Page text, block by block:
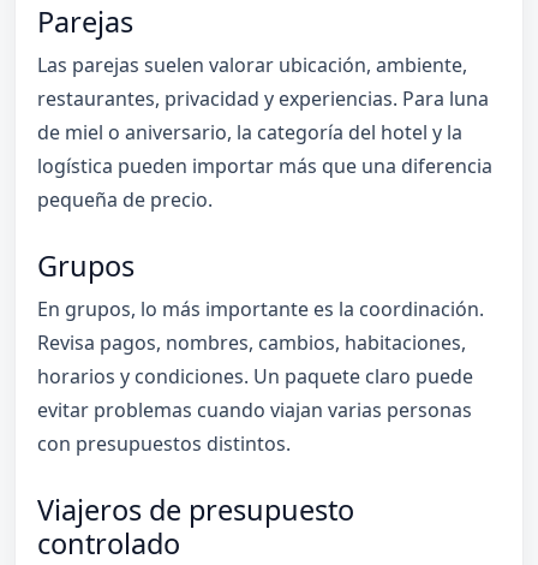
Parejas
Las parejas suelen valorar ubicación, ambiente,
restaurantes, privacidad y experiencias. Para luna
de miel o aniversario, la categoría del hotel y la
logística pueden importar más que una diferencia
pequeña de precio.
Grupos
En grupos, lo más importante es la coordinación.
Revisa pagos, nombres, cambios, habitaciones,
horarios y condiciones. Un paquete claro puede
evitar problemas cuando viajan varias personas
con presupuestos distintos.
Viajeros de presupuesto
controlado